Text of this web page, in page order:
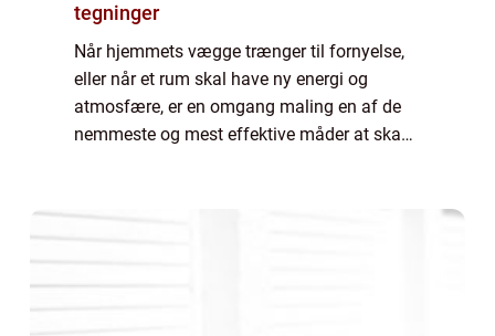
tegninger
Når hjemmets vægge trænger til fornyelse,
eller når et rum skal have ny energi og
atmosfære, er en omgang maling en af de
nemmeste og mest effektive måder at skabe